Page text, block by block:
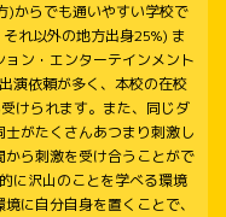
)からでも通いやすい学校で
れ以外の地方出身25%) ま
ン・エンターテインメント
演依頼が多く、本校の在校
けられます。また、同じダ
がたくさんあつまり刺激し
ら刺激を受け合うことがで
に沢山のことを学べる環境
に自分自身を置くことで、